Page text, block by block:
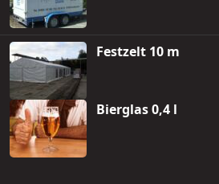
Festzelt 10 m
Bierglas 0,4 l